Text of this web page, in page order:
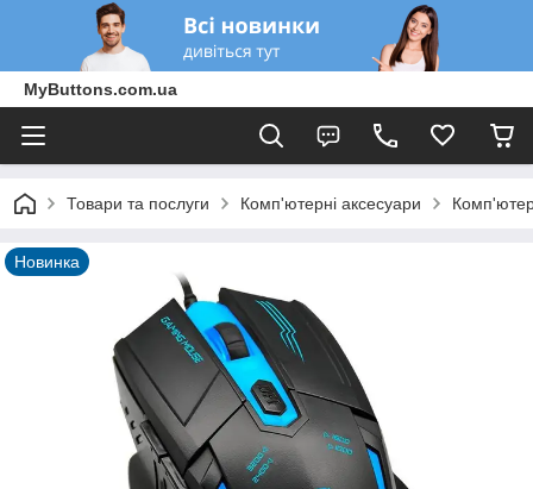
MyButtons.com.ua
Товари та послуги Комп'ютерні аксесуари
Новинка